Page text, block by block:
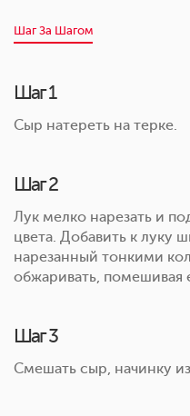
Шаг За Шагом
Шаг 1
Сыр натереть на терке.
Шаг 2
Лук мелко нарезать и
цвета. Добавить к луку
нарезанный тонкими
обжаривать, помешивая
Шаг 3
Смешать сыр, начинку